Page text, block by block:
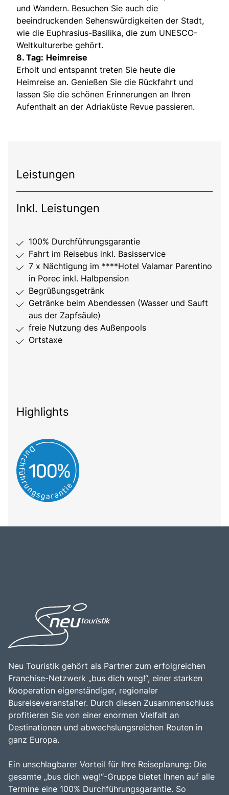
und Wandern. Besuchen Sie auch die
beeindruckenden Sehenswürdigkeiten der Stadt,
wie die Euphrasius-Basilika, die zum UNESCO-
Weltkulturerbe gehört.
8. Tag: Heimreise
Erholt und entspannt treten Sie heute die
Heimreise an. Genießen Sie die Rückfahrt und
lassen Sie die schönen Erinnerungen an Ihren
Aufenthalt an der Adriaküste Revue passieren.
Leistungen
Inkl. Leistungen
100% Durchführungsgarantie
Fahrt im Reisebus inkl. Basisservice
7 x Nächtigung im ****Hotel Valamar Parentino
in Porec inkl. Halbpension
Begrüßungsgetränk
Getränke beim Abendessen (Wasser und Sauft
aus der Zapfsäule)
freie Nutzung des Außenpools
Ortstaxe
Highlights
Neu Touristik gehört als Partner zum erfolgreichen
Franchise-Netzwerk „bus dich weg!“, einer starken
Kooperation eigenständiger, regionaler
Busreiseveranstalter. Durch diesen Zusammenschluss
profitieren Sie von einer enormen Vielfalt an
Destinationen und abwechslungsreichen Routen in
ganz Europa.
Ein unschlagbarer Vorteil für Ihre Reiseplanung: Die
gesamte „bus dich weg!“-Gruppe bietet Ihnen auf alle
Termine eine 100% Durchführungsgarantie. So